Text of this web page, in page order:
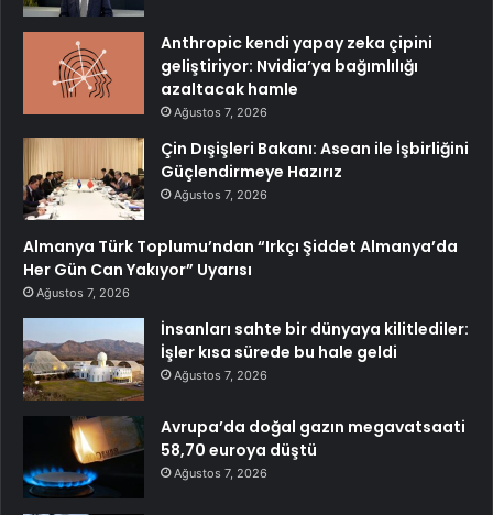
Anthropic kendi yapay zeka çipini
geliştiriyor: Nvidia’ya bağımlılığı
azaltacak hamle
Ağustos 7, 2026
Çin Dışişleri Bakanı: Asean ile İşbirliğini
Güçlendirmeye Hazırız
Ağustos 7, 2026
Almanya Türk Toplumu’ndan “Irkçı Şiddet Almanya’da
Her Gün Can Yakıyor” Uyarısı
Ağustos 7, 2026
İnsanları sahte bir dünyaya kilitlediler:
İşler kısa sürede bu hale geldi
Ağustos 7, 2026
Avrupa’da doğal gazın megavatsaati
58,70 euroya düştü
Ağustos 7, 2026